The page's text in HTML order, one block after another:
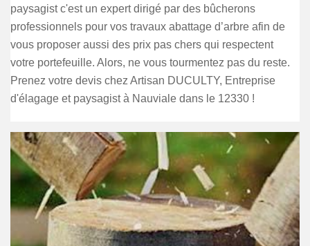
paysagist c'est un expert dirigé par des bûcherons
professionnels pour vos travaux abattage d’arbre afin de
vous proposer aussi des prix pas chers qui respectent
votre portefeuille. Alors, ne vous tourmentez pas du reste.
Prenez votre devis chez Artisan DUCULTY, Entreprise
d'élagage et paysagist à Nauviale dans le 12330 !